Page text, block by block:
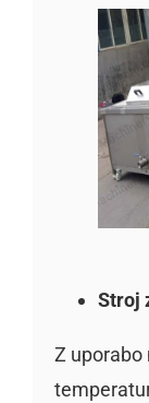
Stroj
Z uporabo